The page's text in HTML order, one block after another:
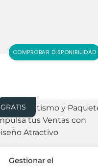
Gestionar el
COMPROBAR DISPONIBILIDAD
GRATIS
Impulsa tus Ventas con Diseño